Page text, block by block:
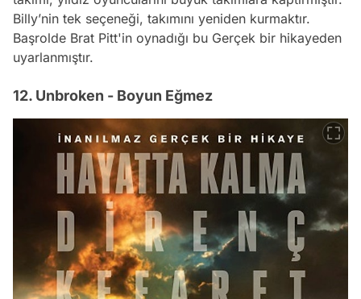
Billy’nin tek seçeneği, takımını yeniden kurmaktır.
Başrolde Brat Pitt'in oynadığı bu Gerçek bir hikayeden
uyarlanmıştır.
12. Unbroken - Boyun Eğmez